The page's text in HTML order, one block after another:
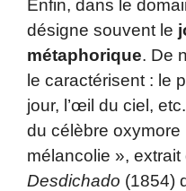
Enfin, dans le
désigne souvent le
métaphorique. De
le caractérisent : le
jour, l’œil du ciel,
du célèbre oxymore
mélancolie », extrait
Desdichado (1854)